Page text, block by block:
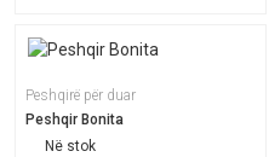
Peshqirë për duar
Peshqir Bonita
Në stok